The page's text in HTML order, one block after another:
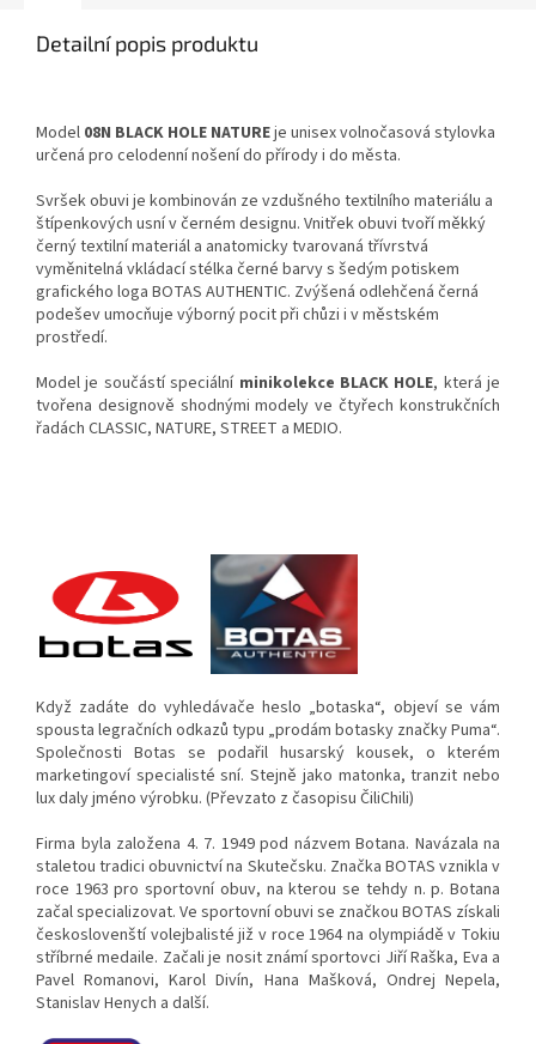
Detailní popis produktu
Model 08N BLACK HOLE NATUREje unisex volnočasová stylovka
určená pro celodenní nošení do přírody i do města.
Svršek obuvi je kombinován ze vzdušného textilního materiálu a
štípenkových usní v černém designu. Vnitřek obuvi tvoří měkký
černý textilní materiál a anatomicky tvarovaná třívrstvá
vyměnitelná vkládací stélka černé barvy s šedým potiskem
grafického loga BOTAS AUTHENTIC. Zvýšená odlehčená černá
podešev umocňuje výborný pocit při chůzi i v městském
prostředí.
Model je součástí speciální minikolekce BLACK HOLE, která je
tvořena designově shodnými modely ve čtyřech konstrukčních
řadách CLASSIC, NATURE, STREET a MEDIO.
Když zadáte do vyhledávače heslo „botaska“, objeví se vám
spousta legračních odkazů typu „prodám botasky značky Puma“.
Společnosti Botas se podařil husarský kousek, o kterém
marketingoví specialisté sní. Stejně jako matonka, tranzit nebo
lux daly jméno výrobku. (Převzato z časopisu ČiliChili)
Firma byla založena 4. 7. 1949 pod názvem Botana. Navázala na
staletou tradici obuvnictví na Skutečsku. Značka BOTAS vznikla v
roce 1963 pro sportovní obuv, na kterou se tehdy n. p. Botana
začal specializovat. Ve sportovní obuvi se značkou BOTAS získali
českoslovenští volejbalisté již v roce 1964 na olympiádě v Tokiu
stříbrné medaile. Začali je nosit známí sportovci Jiří Raška, Eva a
Pavel Romanovi, Karol Divín, Hana Mašková, Ondrej Nepela,
Stanislav Henych a další.